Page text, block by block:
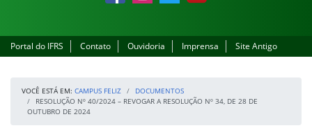
Portal do IFRS Contato Ouvidoria Imprensa Site Antigo
VOCÊ ESTÁ EM: CAMPUS FELIZ
DOCUMENTOS
RESOLUÇÃO Nº 40/2024 – REVOGAR A RESOLUÇÃO Nº 34, DE 28 DE
OUTUBRO DE 2024